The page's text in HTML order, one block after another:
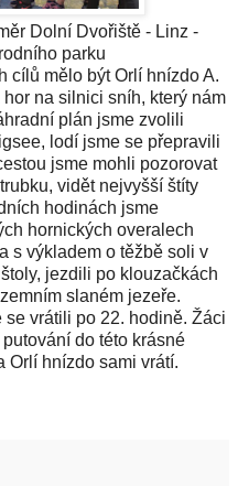
Dolní Dvořiště - Linz -
parku
cílů mělo být Orlí hnízdo A.
na silnici sníh, který nám
plán jsme zvolili
lodí jsme se přepravili
jsme mohli pozorovat
vidět nejvyšší štíty
hodinách jsme
hornických overalech
s výkladem o těžbě soli v
jezdili po klouzačkách
slaném jezeře.
vrátili po 22. hodině. Žáci
do této krásné
Orlí hnízdo sami vrátí.